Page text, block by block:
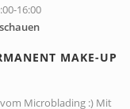
16:00
MAKE-UP
Microblading :) Mit